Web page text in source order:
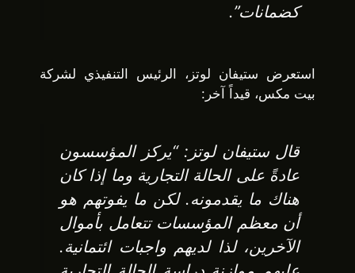
كضمانات”.
استعرض ستيفان لوتز، الرئيس التنفيذي لشركة
بيت مكس، قيداً آخر:
قال ستيفان لوتز: “يركز المؤسسون
عادةً على الحالة التجارية وما إذا كان
هناك ما يقدمونه. لكن ما يفوتهم هو
أن معظم المؤسسات تتعامل بأموال
الآخرين، لذا لديهم واجبات ائتمانية.